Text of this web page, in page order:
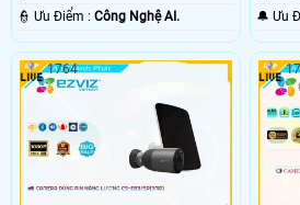
️👮 Ưu Điểm : Công Nghệ AI.
1764